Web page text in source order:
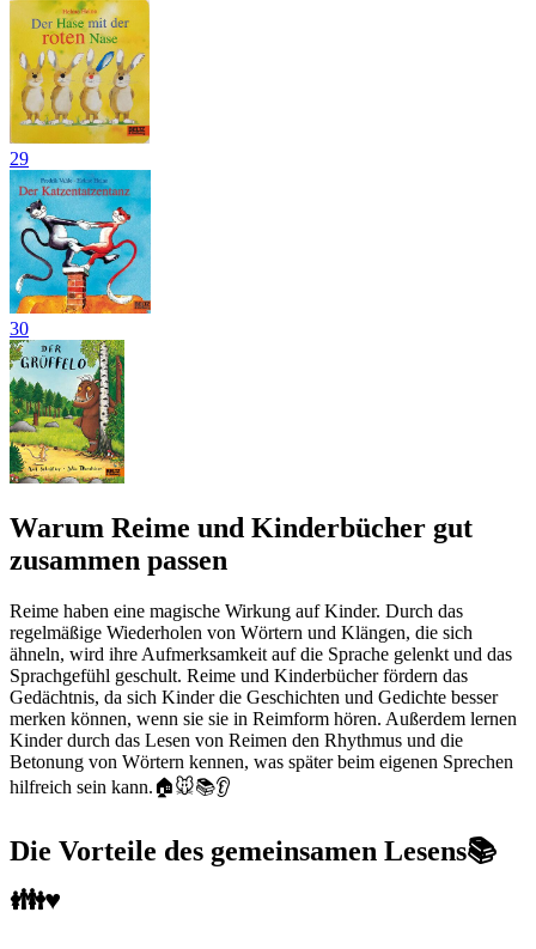
29
30
Warum Reime und Kinderbücher gut
zusammen passen
Reime haben eine magische Wirkung auf Kinder. Durch das
regelmäßige Wiederholen von Wörtern und Klängen, die sich
ähneln, wird ihre Aufmerksamkeit auf die Sprache gelenkt und das
Sprachgefühl geschult. Reime und Kinderbücher fördern das
Gedächtnis, da sich Kinder die Geschichten und Gedichte besser
merken können, wenn sie sie in Reimform hören. Außerdem lernen
Kinder durch das Lesen von Reimen den Rhythmus und die
Betonung von Wörtern kennen, was später beim eigenen Sprechen
hilfreich sein kann.🏠🐭📚👂
Die Vorteile des gemeinsamen Lesens📚
👪♥